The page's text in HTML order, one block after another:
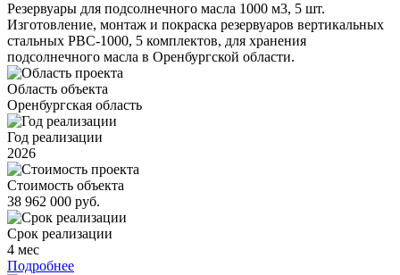
Резервуары для подсолнечного масла 1000 м3, 5 шт.
Изготовление, монтаж и покраска резервуаров вертикальных
стальных РВС-1000, 5 комплектов, для хранения
подсолнечного масла в Оренбургской области.
Область объекта
Оренбургская область
Год реализации
2026
Стоимость объекта
38 962 000 руб.
Срок реализации
4 мес
Подробнее